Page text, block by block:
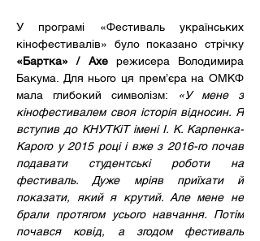
У програмі «Фестиваль українських
«Бартка» / Axe режисера Володимира
Бакума. Для нього ця прем’єра на ОМКФ
мала глибокий символізм:
«У мене з
кінофестивалем своя історія відносин. Я
вступив до КНУТКіТ імені І. К. Карпенка-
Карого у 2015 році і вже з 2016-го почав
подавати студентські роботи на
фестиваль. Дуже мріяв приїхати й
показати, який я крутий. Але мене не
брали протягом усього навчання. Потім
почався ковід, а згодом фестиваль